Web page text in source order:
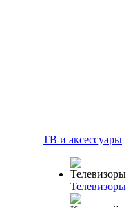
ТВ и аксессуары
Телевизоры